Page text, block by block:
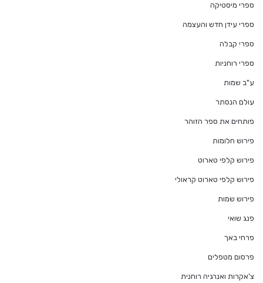
ספרי מיסטיקה
ספרי עידן חדש והעצמה
ספרי קבלה
ספרי רוחניות
ע"ב שמות
עולם הנסתר
פותחים את ספר הזוהר
פירוש חלומות
פירוש קלפי טארוט
פירוש קלפי טארוט קראולי
פירוש שמות
פנג שואי
פרחי באך
פרסום מטפלים
צ'אקרות ואנרגיה רוחנית